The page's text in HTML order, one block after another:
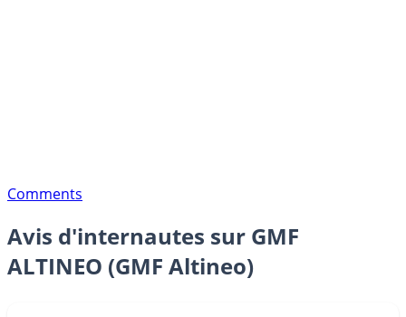
Comments
Avis d'internautes sur GMF
ALTINEO (GMF Altineo)